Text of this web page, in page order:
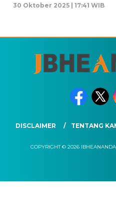
30 Oktober 2025 | 17:41 WIB
DISCLAIMER TENTANG
COPYRIGHT © 2026